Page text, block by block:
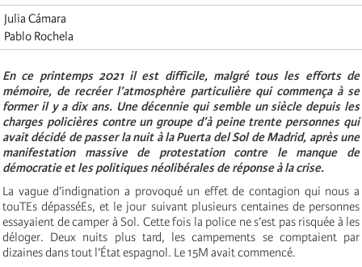
Julia Cámara
Pablo Rochela
En ce printemps 2021 il est difficile, malgré tous les efforts de
mémoire, de recréer l’atmosphère particulière qui commença à se
former il y a dix ans. Une décennie qui semble un siècle depuis les
charges policières contre un groupe d’à peine trente personnes qui
avait décidé de passer la nuit à la Puerta del Sol de Madrid, après une
manifestation massive de protestation contre le manque de
démocratie et les politiques néolibérales de réponse à la crise.
La vague d’indignation a provoqué un effet de contagion qui nous a
touTEs dépasséEs, et le jour suivant plusieurs centaines de personnes
essayaient de camper à Sol. Cette fois la police ne s’est pas risquée à les
déloger. Deux nuits plus tard, les campements se comptaient par
dizaines dans tout l’État espagnol. Le 15M avait commencé.